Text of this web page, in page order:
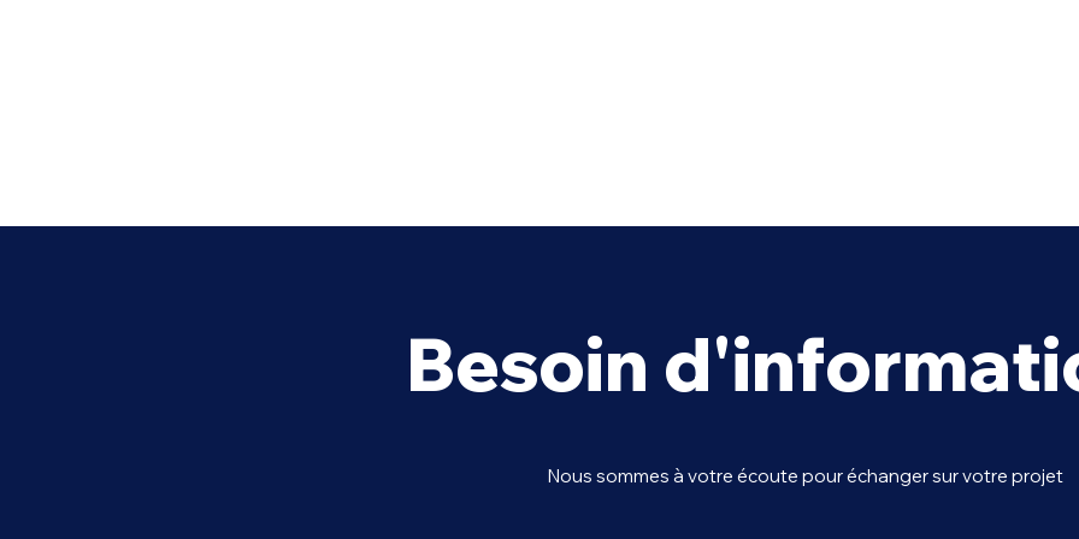
"SEA" et "Social ads"
Besoin
Nous sommes à votre écoute pour échanger sur votre projet